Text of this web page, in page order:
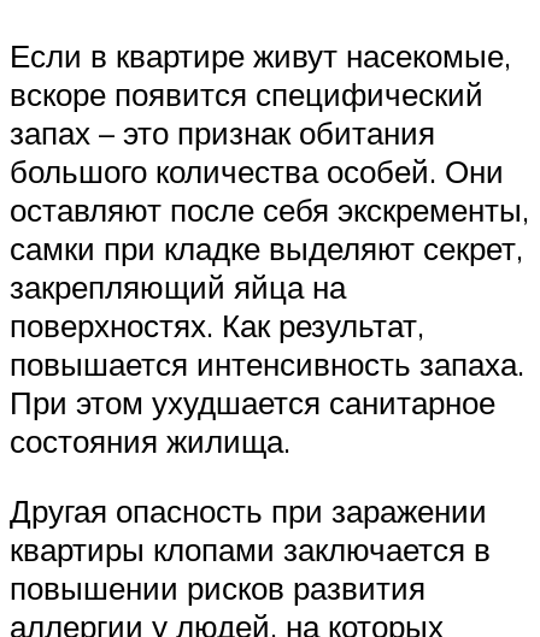
Если в квартире живут насекомые,
вскоре появится специфический
запах – это признак обитания
большого количества особей. Они
оставляют после себя экскременты,
самки при кладке выделяют секрет,
закрепляющий яйца на
поверхностях. Как результат,
повышается интенсивность запаха.
При этом ухудшается санитарное
состояния жилища.
Другая опасность при заражении
квартиры клопами заключается в
повышении рисков развития
аллергии у людей, на которых